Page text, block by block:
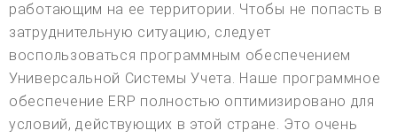
работающим на ее территории. Чтобы не попасть в
затруднительную ситуацию, следует
воспользоваться программным обеспечением
Универсальной Системы Учета. Наше программное
обеспечение ERP полностью оптимизировано для
условий, действующих в этой стране. Это очень